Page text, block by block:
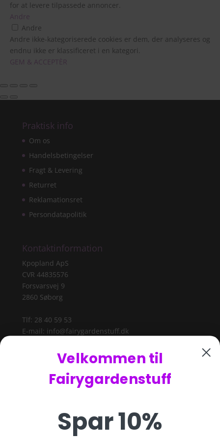
for at levere tilpassede annoncer.
Andre
Andre
Andre ikke-kategoriserede cookies er dem, der analyseres og
endnu ikke er klassificeret i en kategori.
GEM & ACCEPTÈR
Praktisk info
Om os
Handelsbetingelser
Fragt & Levering
Returret
Reklamationsret
Persondatapolitik
Kontaktinformation
Kpopland ApS
CVR 44835576
Forsvarsvej 9
2860 Søborg
Tlf: 28 40 59 53
E-mail: info@fairygardenstuff.dk
Betalingsmetoder
Velkommen til
Fairygardenstuff
Spar 10%